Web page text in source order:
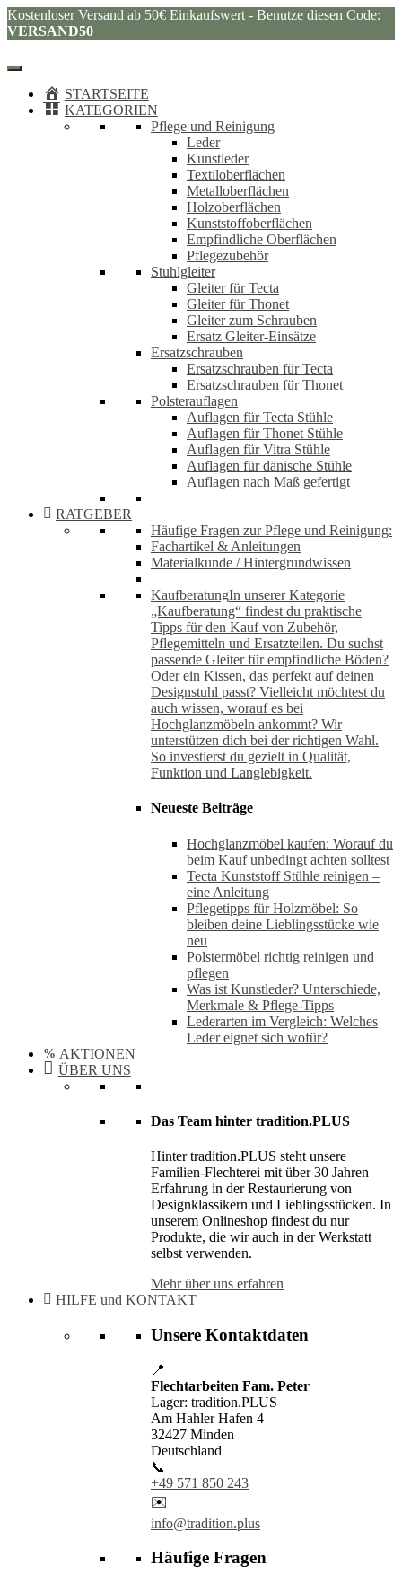
Kostenloser Versand ab 50€ Einkaufswert - Benutze diesen Code:
VERSAND50
STARTSEITE
KATEGORIEN
Pflege und Reinigung
Leder
Kunstleder
Textiloberflächen
Metalloberflächen
Holzoberflächen
Kunststoffoberflächen
Empfindliche Oberflächen
Pflegezubehör
Stuhlgleiter
Gleiter für Tecta
Gleiter für Thonet
Gleiter zum Schrauben
Ersatz Gleiter-Einsätze
Ersatzschrauben
Ersatzschrauben für Tecta
Ersatzschrauben für Thonet
Polsterauflagen
Auflagen für Tecta Stühle
Auflagen für Thonet Stühle
Auflagen für Vitra Stühle
Auflagen für dänische Stühle
Auflagen nach Maß gefertigt
RATGEBER
Häufige Fragen zur Pflege und Reinigung:
Fachartikel & Anleitungen
Materialkunde / Hintergrundwissen
KaufberatungIn unserer Kategorie
„Kaufberatung“ findest du praktische
Tipps für den Kauf von Zubehör,
Pflegemitteln und Ersatzteilen. Du suchst
passende Gleiter für empfindliche Böden?
Oder ein Kissen, das perfekt auf deinen
Designstuhl passt? Vielleicht möchtest du
auch wissen, worauf es bei
Hochglanzmöbeln ankommt? Wir
unterstützen dich bei der richtigen Wahl.
So investierst du gezielt in Qualität,
Funktion und Langlebigkeit.
Neueste Beiträge
Hochglanzmöbel kaufen: Worauf du
beim Kauf unbedingt achten solltest
Tecta Kunststoff Stühle reinigen –
eine Anleitung
Pflegetipps für Holzmöbel: So
bleiben deine Lieblingsstücke wie
neu​
Polstermöbel richtig reinigen und
pflegen
Was ist Kunstleder? Unterschiede,
Merkmale & Pflege-Tipps
Lederarten im Vergleich: Welches
Leder eignet sich wofür?
AKTIONEN
ÜBER UNS
Das Team hinter tradition.PLUS
Hinter tradition.PLUS steht unsere
Familien-Flechterei mit über 30 Jahren
Erfahrung in der Restaurierung von
Designklassikern und Lieblingsstücken. In
unserem Onlineshop findest du nur
Produkte, die wir auch in der Werkstatt
selbst verwenden.
Mehr über uns erfahren
HILFE und KONTAKT
Unsere Kontaktdaten
📍
Flechtarbeiten Fam. Peter
Lager: tradition.PLUS
Am Hahler Hafen 4
32427 Minden
Deutschland
📞
+49 571 850 243
✉️
info@tradition.plus
Häufige Fragen